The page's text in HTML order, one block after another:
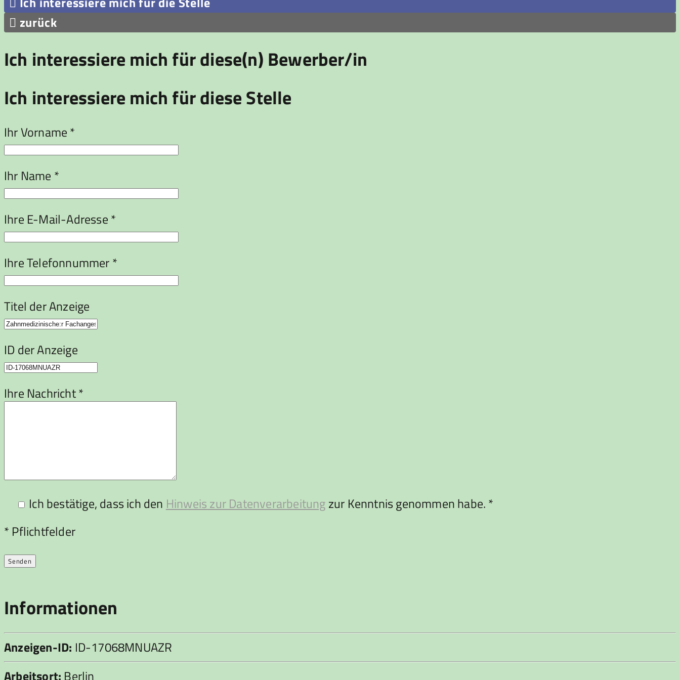
 zurück
Ich interessiere mich für diese(n) Bewerber/in
Ich interessiere mich für diese Stelle
Ihr Vorname *
Ihr Name *
Ihre E-Mail-Adresse *
Ihre Telefonnummer *
Titel der Anzeige
ID der Anzeige
Ihre Nachricht *
Ich bestätige, dass ich den Hinweis zur Datenverarbeitungzur Kenntnis genommen habe. *
Bitte lasse dieses Feld leer.
* Pflichtfelder
Informationen
Anzeigen-ID: ID-17068MNUAZR
Arbeitsort: Berlin